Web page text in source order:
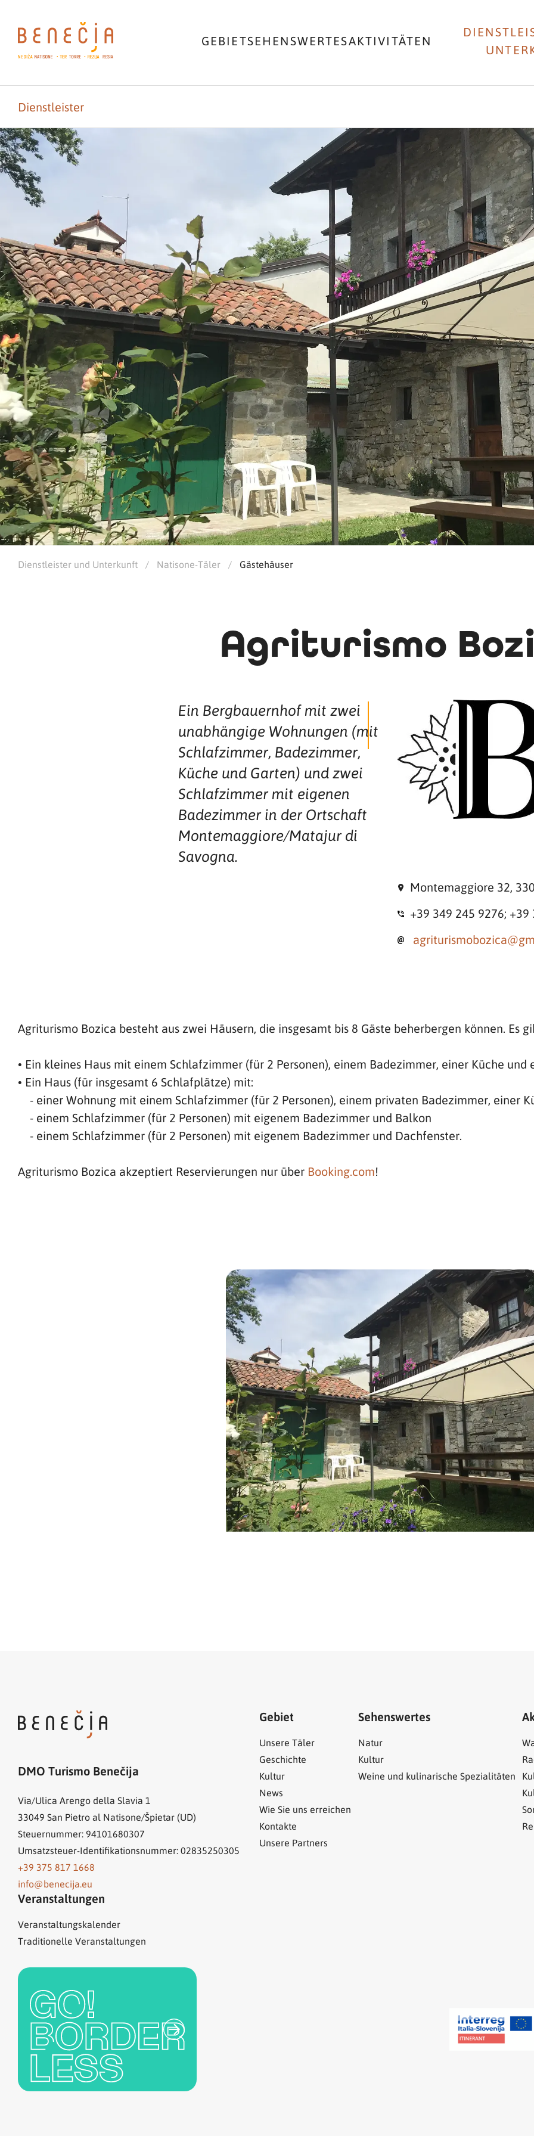
GEBIETSEHENSWERTESAKTIVITÄTEN
Dienstleister
Dienstleister und Unterkunft / Natisone-Täler / Gästehäuser
Agriturismo
Ein Bergbauernhof mit zwei
unabhängige Wohnungen (mit
Schlafzimmer, Badezimmer,
Küche und Garten) und zwei
Schlafzimmer mit eigenen
Badezimmer in der Ortschaft
Montemaggiore/Matajur di
Savogna.
Montemaggiore 32,
+39 349 245 9276;
Agriturismo Bozica besteht aus zwei Häusern, die insgesamt bis 8 Gäste beherbergen können. Es
• Ein kleines Haus mit einem Schlafzimmer (für 2 Personen), einem Badezimmer, einer Küche und
• Ein Haus (für insgesamt 6 Schlafplätze) mit:
- einer Wohnung mit einem Schlafzimmer (für 2 Personen), einem privaten Badezimmer, einer
- einem Schlafzimmer (für 2 Personen) mit eigenem Badezimmer und Balkon
- einem Schlafzimmer (für 2 Personen) mit eigenem Badezimmer und Dachfenster.
Agriturismo Bozica akzeptiert Reservierungen nur über Booking.com!
DMO Turismo Benečija
Via/Ulica Arengo della Slavia 1
33049 San Pietro al Natisone/Špietar (UD)
Steuernummer: 94101680307
Umsatzsteuer-Identifikationsnummer: 02835250305
+39 375 817 1668
info@benecija.eu
Gebiet
Unsere Täler
Geschichte
Kultur
News
Wie Sie uns erreichen
Kontakte
Unsere Partners
Sehenswertes
Natur
Kultur
Weine und kulinarische Spezialitäten
Veranstaltungen
Veranstaltungskalender
Traditionelle Veranstaltungen